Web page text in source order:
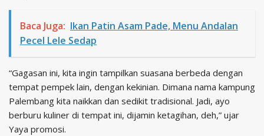
Baca Juga: Ikan Patin Asam Pade, Menu Andalan
Pecel Lele Sedap
“Gagasan ini, kita ingin tampilkan suasana berbeda dengan
tempat pempek lain, dengan kekinian. Dimana nama kampung
Palembang kita naikkan dan sedikit tradisional. Jadi, ayo
berburu kuliner di tempat ini, dijamin ketagihan, deh,” ujar
Yaya promosi.